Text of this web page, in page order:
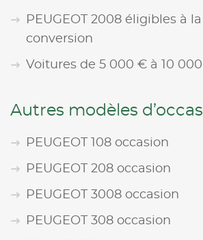
PEUGEOT 2008 éligibles à
conversion
Voitures de 5 000 € à 10
Autres modèles
PEUGEOT 108 occasion
PEUGEOT 208 occasion
PEUGEOT 3008 occasion
PEUGEOT 308 occasion